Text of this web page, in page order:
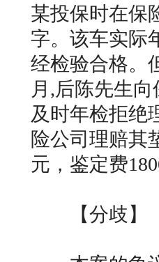
某投保时在保
字。该车实际
经检验合格。
月,后陈先生
及时年检拒绝
险公司理赔其
元，鉴定费
【分歧】